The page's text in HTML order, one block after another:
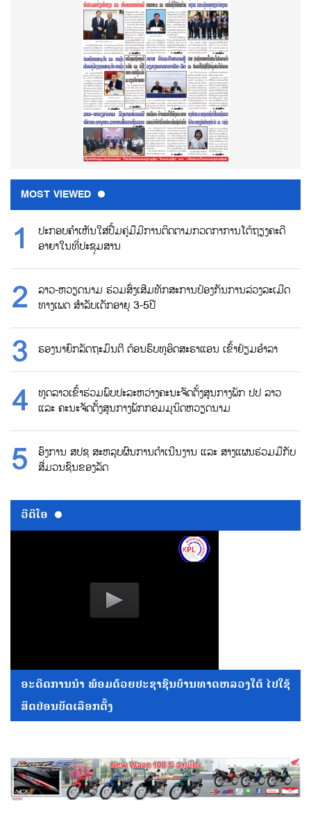
MOST VIEWED
ປະກອບຄຳເຫັນໃສ່ປື້ມຄູ່ມືມີການຕິດຕາມກວດກາການໂຕ້ຖຽງຄະດີ
ອາຍາໃນທີ່ປະຊຸມສານ
ລາວ-ຫວຽດນາມ ຮ່ວມສົ່ງເສີມທັກສະການປ້ອງກັນການລ່ວງລະເມີດ
ທາງເພດ ສຳລັບເດັກອາຍຸ 3-5ປີ
ຮອງນາຍົກລັດຖະມົນຕີ ຕ້ອນຮົບທູອິດສະຣາແອນ ເຂົ້າຢ້ຽມອຳລາ
ທູດລາວເຂົ້າຮ່ວມພົບປະລະຫວ່າງຄະນະຈັດຕັ້ງສູນກາງພັກ ປປ ລາວ
ແລະ ຄະນະຈັດຕັ້ງສູນກາງພັກກອມມູນິດຫວຽດນາມ
ອົງການ ສປຊ ສະຫລຸບຜົນການດຳເນີນງານ ແລະ ສາງແຜນຮ່ວມມືກັບ
ສື່ມວນຊົນຂອງລັດ
ວີດີໂອ
ອະດີດການນໍາ ພ້ອມດ້ວຍປະຊາຊົນບ້ານທາດຫລວງໃຕ້ ໄປໃຊ້
ສິດປ່ອນບັດເລືອກຕັ້ງ